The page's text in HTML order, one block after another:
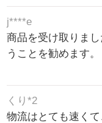
j****e
商品を受け取りま
うことを勧めます。
くり*2
物流はとても速く